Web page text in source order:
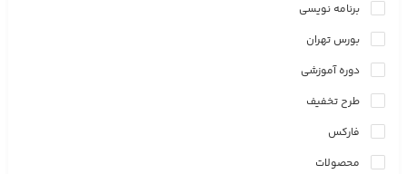
برنامه نویسی
بورس تهران
دوره آموزشی
طرح تخفیف
فارکس
محصولات